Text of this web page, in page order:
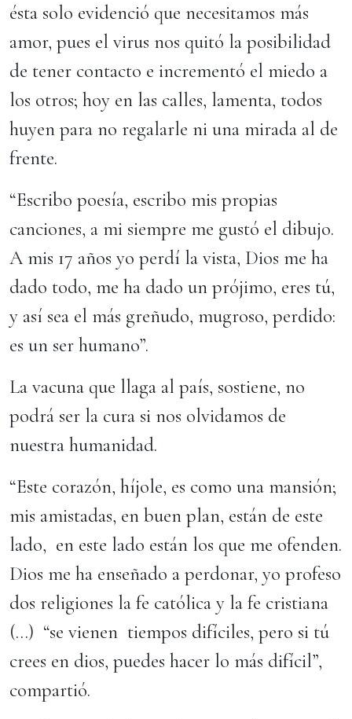
ésta solo evidenció que necesitamos más
amor, pues el virus nos quitó la posibilidad
de tener contacto e incrementó el miedo a
los otros; hoy en las calles, lamenta, todos
huyen para no regalarle ni una mirada al de
frente.
“Escribo poesía, escribo mis propias
canciones, a mi siempre me gustó el dibujo.
A mis 17 años yo perdí la vista, Dios me ha
dado todo, me ha dado un prójimo, eres tú,
y así sea el más greñudo, mugroso, perdido:
es un ser humano”.
La vacuna que llaga al país, sostiene, no
podrá ser la cura si nos olvidamos de
nuestra humanidad.
“Este corazón, híjole, es como una mansión;
mis amistadas, en buen plan, están de este
lado, en este lado están los que me ofenden.
Dios me ha enseñado a perdonar, yo profeso
dos religiones la fe católica y la fe cristiana
(…) “se vienen tiempos difíciles, pero si tú
crees en dios, puedes hacer lo más difícil”,
compartió.